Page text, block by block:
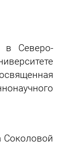
Северо-
Соколовой